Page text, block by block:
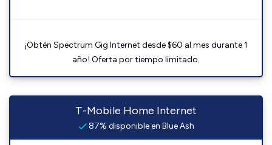
¡Obtén Spectrum Gig Internet desde $60 al mes durante 1
año! Oferta por tiempo limitado.
T-Mobile Home Internet
87% disponible en Blue Ash